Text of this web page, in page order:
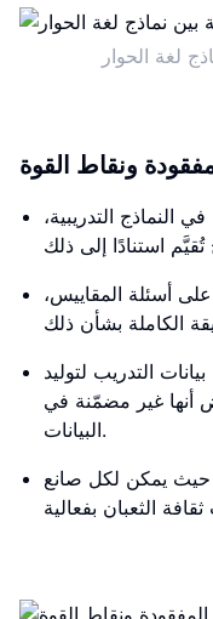
ونقاط القوة
النماذج التدريبية،
أسئلة المقاييس،
التدريب لتوليد
أنها غير مضمّنة في
البيانات.
حيث يمكن لكل صانع